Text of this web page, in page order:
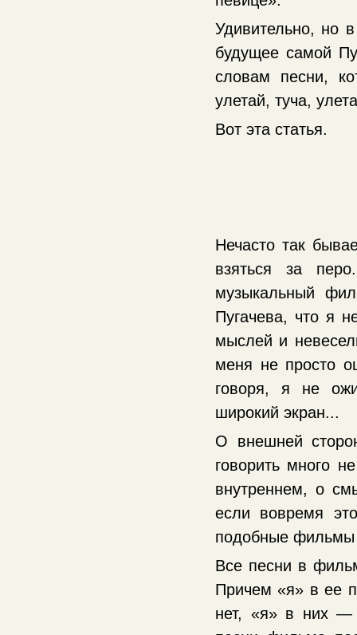
Удивительно, но
будущее самой
словам песни,
улетай, туча,
Вот эта статья.
Нечасто так
взяться за
музыкальный
Пугачева, что я
мыслей и
меня не просто
говоря, я не
широкий экран...
О внешней
говорить много
внутреннем, о
если вовремя
подобные фильмы
Все песни в
Причем «я» в ее
нет, «я» в них —